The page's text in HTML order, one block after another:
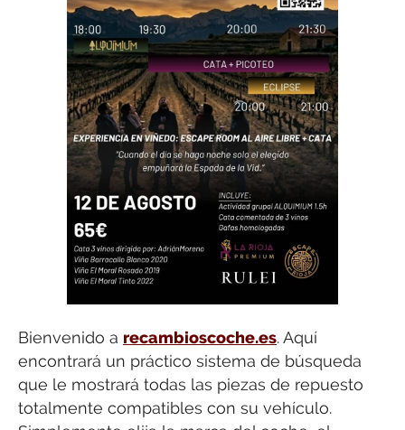
Bienvenido a recambioscoche.es. Aquí
encontrará un práctico sistema de búsqueda
que le mostrará todas las piezas de repuesto
totalmente compatibles con su vehículo.